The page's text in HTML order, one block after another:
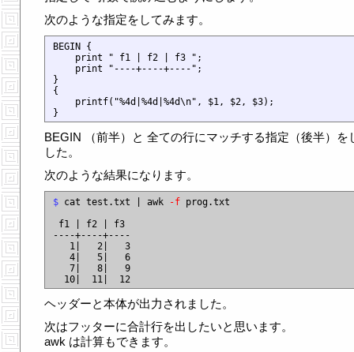
次のような指定をしてみます。
BEGIN {
    print " f1 | f2 | f3 ";
    print "----+----+----";
}
{
    printf("%4d|%4d|%4d\n", $1, $2, $3);
BEGIN （前半）と 全ての行にマッチする指定（後半）を
した。
次のような結果になります。
$ cat test.txt | awk -f prog.txt
f1 | f2 | f3
----+----+----
   1|   2|   3
   4|   5|   6
   7|   8|   9
ヘッダーと本体が出力されました。
次はフッターに合計行を出したいと思います。
awk は計算もできます。